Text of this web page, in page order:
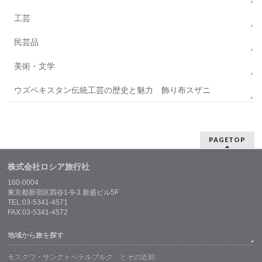
工芸
民芸品
美術・文学
ウズベキスタン伝統工芸の歴史と魅力 飾り布スザニ
PAGETOP
株式会社ロシア旅行社
160-0004
東京都新宿区四谷1-9-3 新盛ビル5F
TEL:03-5341-4571
FAX:03-5341-4572
地域から旅を探す
モスクワ・サンクトペテルブルク とその近郊